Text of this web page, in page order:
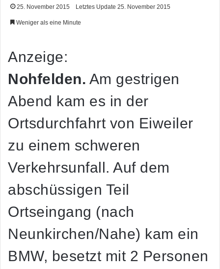
25. November 2015 Letztes Update 25. November 2015
Weniger als eine Minute
Anzeige:
Nohfelden. Am gestrigen
Abend kam es in der
Ortsdurchfahrt von Eiweiler
zu einem schweren
Verkehrsunfall. Auf dem
abschüssigen Teil
Ortseingang (nach
Neunkirchen/Nahe) kam ein
BMW, besetzt mit 2 Personen